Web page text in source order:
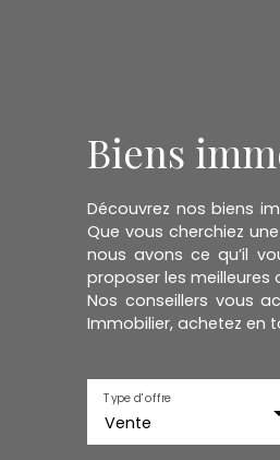
Biens
Découvrez nos biens
Que vous cherchiez
nous avons ce qu’il
proposer les
Nos conseillers vous
Immobilier, achetez en
Vente
Type d'offre